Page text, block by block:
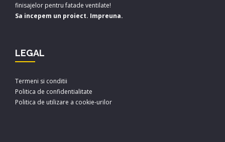
finisajelor pentru fatade ventilate!
Sa incepem un proiect. Impreuna.
LEGAL
Termeni si conditii
Politica de confidentialitate
Politica de utilizare a cookie-urilor